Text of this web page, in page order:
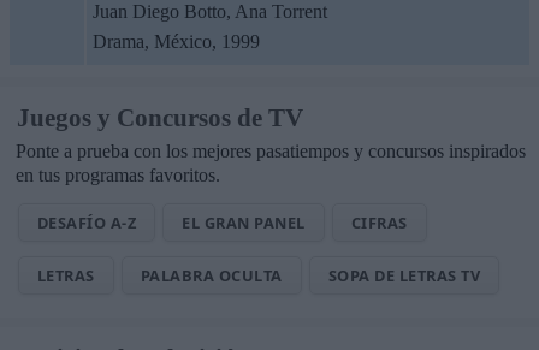
Juan Diego Botto, Ana Torrent
Drama, México, 1999
Juegos y Concursos de TV
Ponte a prueba con los mejores pasatiempos y concursos inspirados
en tus programas favoritos.
DESAFÍO A-Z EL GRAN PANEL CIFRAS
LETRAS PALABRA OCULTA SOPA DE LETRAS TV